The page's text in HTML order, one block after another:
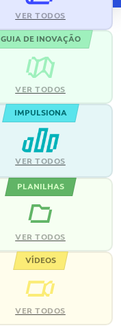
VER TODOS
GUIA DE INOVAÇÃO
VER TODOS
IMPULSIONA
VER TODOS
PLANILHAS
VER TODOS
VÍDEOS
VER TODOS